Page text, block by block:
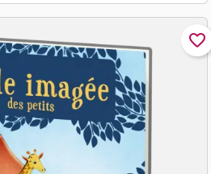
favorite_border